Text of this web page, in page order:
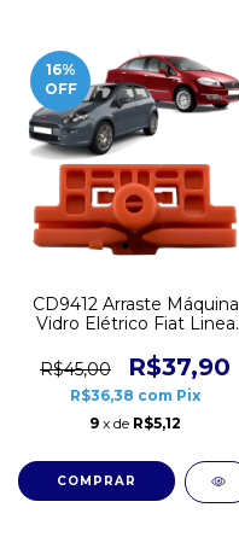
16%
OFF
CD9412 Arraste Máquina
Vidro Elétrico Fiat Linea
R$45,00
R$37,90
R$36,38 com Pix
9 x de R$5,12